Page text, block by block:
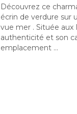
Découvrez ce
écrin de verdure sur
vue mer . Située aux
authenticité et son
emplacement ...